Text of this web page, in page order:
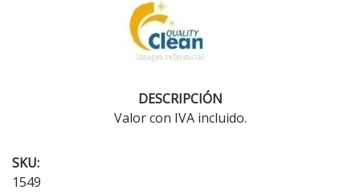
DESCRIPCIÓN
Valor con IVA incluido.
SKU:
1549